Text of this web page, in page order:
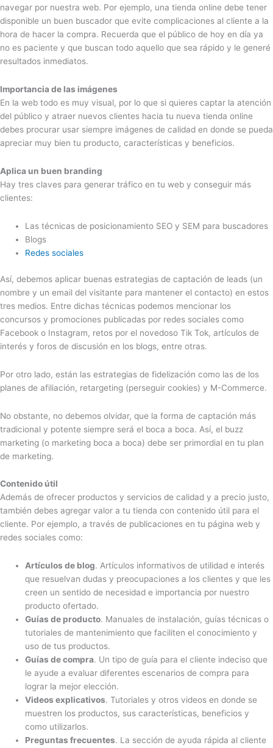
navegar por nuestra web. Por ejemplo, una tienda online debe tener
disponible un buen buscador que evite complicaciones al cliente a la
hora de hacer la compra. Recuerda que el público de hoy en día ya
no es paciente y que buscan todo aquello que sea rápido y le generé
resultados inmediatos.
Importancia de las imágenes
En la web todo es muy visual, por lo que si quieres captar la atención
del público y atraer nuevos clientes hacia tu nueva tienda online
debes procurar usar siempre imágenes de calidad en donde se pueda
apreciar muy bien tu producto, características y beneficios.
Aplica un buen branding
Hay tres claves para generar tráfico en tu web y conseguir más
clientes:
Las técnicas de posicionamiento SEO y SEM para buscadores
Blogs
Redes sociales
Así, debemos aplicar buenas estrategias de captación de leads (un
nombre y un email del visitante para mantener el contacto) en estos
tres medios. Entre dichas técnicas podemos mencionar los
concursos y promociones publicadas por redes sociales como
Facebook o Instagram, retos por el novedoso Tik Tok, artículos de
interés y foros de discusión en los blogs, entre otras.
Por otro lado, están las estrategias de fidelización como las de los
planes de afiliación, retargeting (perseguir cookies) y M-Commerce.
No obstante, no debemos olvidar, que la forma de captación más
tradicional y potente siempre será el boca a boca. Así, el buzz
marketing (o marketing boca a boca) debe ser primordial en tu plan
de marketing.
Contenido útil
Además de ofrecer productos y servicios de calidad y a precio justo,
también debes agregar valor a tu tienda con contenido útil para el
cliente. Por ejemplo, a través de publicaciones en tu página web y
redes sociales como:
Artículos de blog. Artículos informativos de utilidad e interés
que resuelvan dudas y preocupaciones a los clientes y que les
creen un sentido de necesidad e importancia por nuestro
producto ofertado.
Guías de producto. Manuales de instalación, guías técnicas o
tutoriales de mantenimiento que faciliten el conocimiento y
uso de tus productos.
Guías de compra. Un tipo de guía para el cliente indeciso que
le ayude a evaluar diferentes escenarios de compra para
lograr la mejor elección.
Videos explicativos. Tutoriales y otros videos en donde se
muestren los productos, sus características, beneficios y
como utilizarlos.
Preguntas frecuentes. La sección de ayuda rápida al cliente